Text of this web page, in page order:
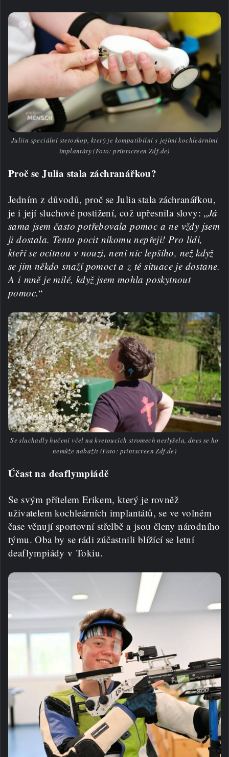
Juliin speciální stetoskop, který je kompatibilní s jejími kochleárními
implantáty (Foto: printscreen Zdf.de)
Proč se Julia stala záchranářkou?
Jedním z důvodů, proč se Julia stala záchranářkou,
je i její sluchové postižení, což upřesnila slovy: „Já
sama jsem často potřebovala pomoc a ne vždy jsem
ji dostala. Tento pocit nikomu nepřeji! Pro lidi,
kteří se ocitnou v nouzi, není nic lepšího, než když
se jim někdo snaží pomoct a z té situace je dostane.
A i mně je milé, když jsem mohla poskytnout
pomoc.“
Se sluchadly hučení včel na kvetoucích stromech neslyšela, dnes se ho
nemůže nabažit (Foto: printscreen Zdf.de)
Účast na deaflympiádě
Se svým přítelem Erikem, který je rovněž
uživatelem kochleárních implantátů, se ve volném
čase věnují sportovní střelbě a jsou členy národního
týmu. Oba by se rádi zúčastnili blížící se letní
deaflympiády v Tokiu.